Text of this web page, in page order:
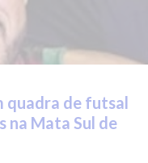
quadra de futsal
na Mata Sul de